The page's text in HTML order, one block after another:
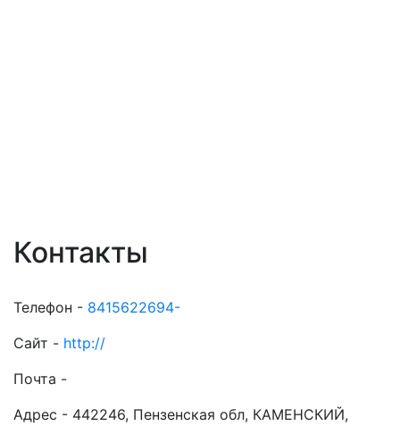
Контакты
Телефон - 8415622694-
Сайт - http://
Почта -
Адрес - 442246, Пензенская обл, КАМЕНСКИЙ,